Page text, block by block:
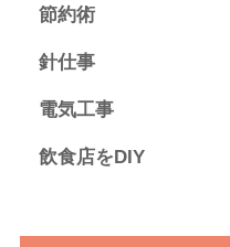
節約術
針仕事
電気工事
飲食店をDIY